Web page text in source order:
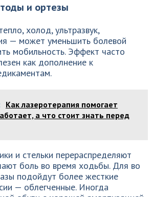
и ортезы
холод, ультразвук,
— может уменьшить болевой
мобильность. Эффект часто
как дополнение к
Как лазеротерапия помогает
а что стоит знать перед
и стельки перераспределяют
боль во время ходьбы. Для во
подойдут более жесткие
— облегченные. Иногда